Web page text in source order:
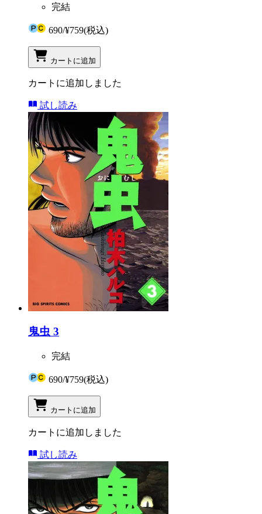
完結
690/¥759(税込)
カートに追加
カートに追加しました
試し読み
鬼虫 3
完結
690/¥759(税込)
カートに追加
カートに追加しました
試し読み